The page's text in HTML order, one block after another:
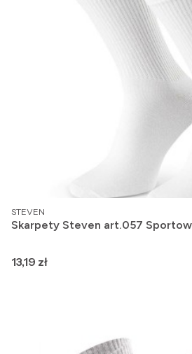
PRODUCENT
STEVEN
Skarpety Steven art.057
Cena
13,19 zł